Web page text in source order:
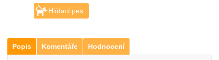
Hlídací pes
Popis Komentáře Hodnocení